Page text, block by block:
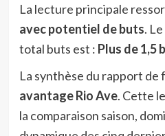
La lecture principale
avec potentiel de buts.
total buts est : Plus de 1,5
La synthèse du rapport de
avantage Rio Ave. Cette
la comparaison saison,